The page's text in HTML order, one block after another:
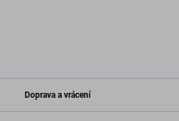
Doprava a vrácení